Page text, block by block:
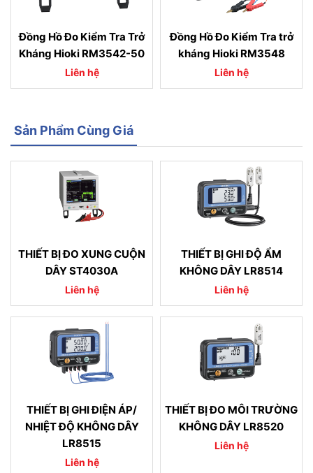
Đồng Hồ Đo Kiểm Tra Trở
Kháng Hioki RM3542-50
Liên hệ
Đồng Hồ Đo Kiểm Tra trở
kháng Hioki RM3548
Liên hệ
Sản Phẩm Cùng Giá
THIẾT BỊ ĐO XUNG CUỘN
DÂY ST4030A
Liên hệ
THIẾT BỊ GHI ĐỘ ẨM
KHÔNG DÂY LR8514
Liên hệ
THIẾT BỊ GHI ĐIỆN ÁP/
NHIỆT ĐỘ KHÔNG DÂY
LR8515
Liên hệ
THIẾT BỊ ĐO MÔI TRƯỜNG
KHÔNG DÂY LR8520
Liên hệ